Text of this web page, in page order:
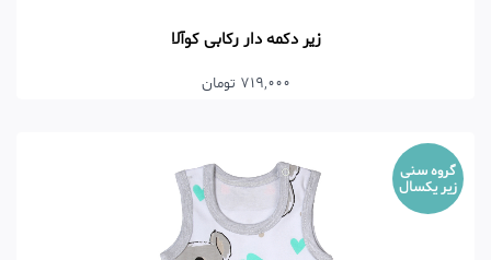
زیر دکمه دار رکابی کوآلا
719,000 تومان
گروه سنی
زیر یکسال